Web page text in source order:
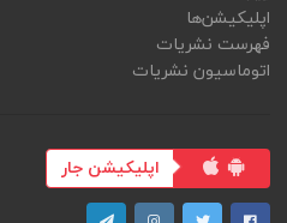
اپلیکیشن‌ها
فهرست نشریات
اتوماسیون نشریات
اپلیکیشن جار